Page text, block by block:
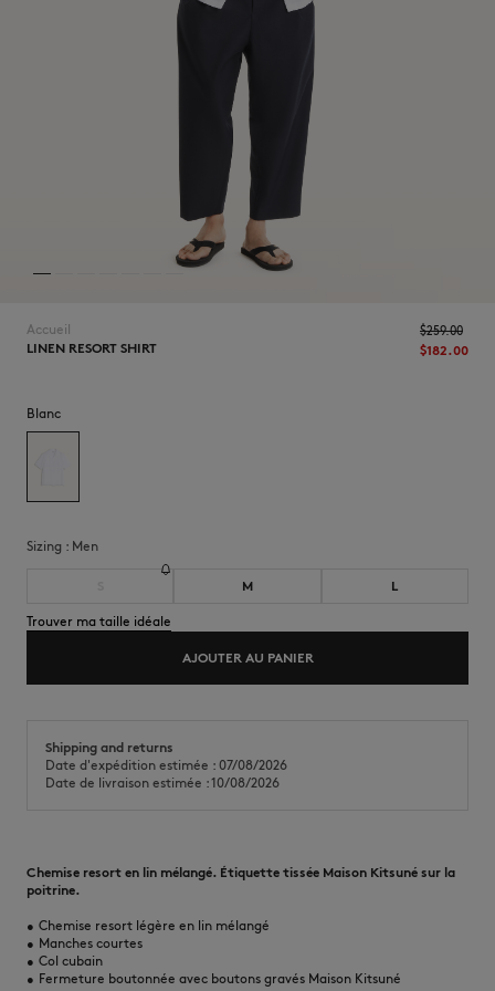
Accueil
LINEN RESORT SHIRT
$‌182.00
$‌259.00
Blanc
Sizing : men
M L
Trouver ma taille idéale
AJOUTER AU PANIER
Shipping and returns
Date d'expédition estimée : 07/08/2026
Date de livraison estimée : 10/08/2026
Chemise resort en lin mélangé. Étiquette tissée Maison Kitsuné sur la
poitrine.
• Chemise resort légère en lin mélangé
• Manches courtes
• Col cubain
• Fermeture boutonnée avec boutons gravés Maison Kitsuné